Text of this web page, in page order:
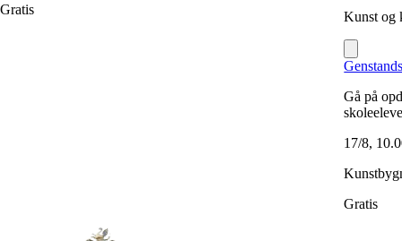
Gratis
Kunst og
Gå på
17/8,
Gratis